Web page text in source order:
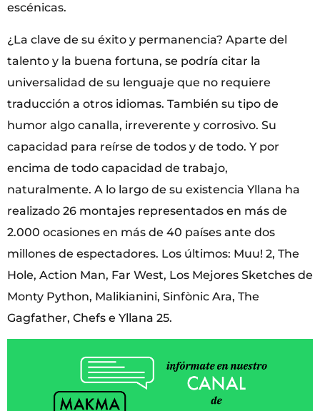
escénicas.
¿La clave de su éxito y permanencia? Aparte del
talento y la buena fortuna, se podría citar la
universalidad de su lenguaje que no requiere
traducción a otros idiomas. También su tipo de
humor algo canalla, irreverente y corrosivo. Su
capacidad para reírse de todos y de todo. Y por
encima de todo capacidad de trabajo,
naturalmente. A lo largo de su existencia Yllana ha
realizado 26 montajes representados en más de
2.000 ocasiones en más de 40 países ante dos
millones de espectadores. Los últimos: Muu! 2, The
Hole, Action Man, Far West, Los Mejores Sketches de
Monty Python, Malikianini, Sinfònic Ara, The
Gagfather, Chefs e Yllana 25.